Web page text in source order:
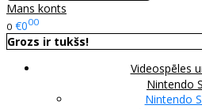
Mans konts
0 €000
Grozs ir tukšs!
Videospēles
Nintendo
Nintendo